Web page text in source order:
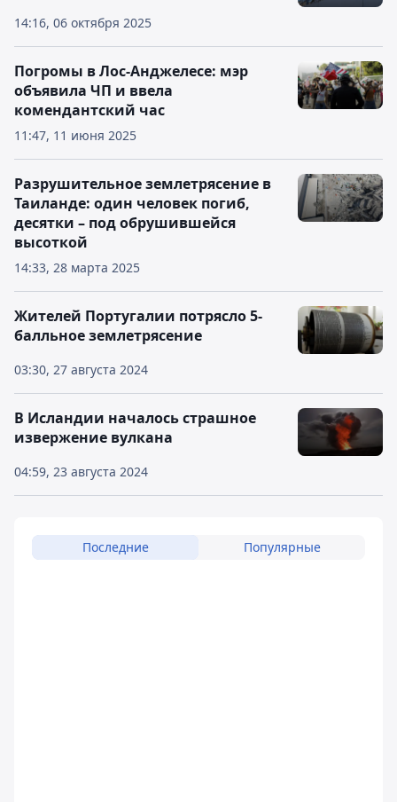
14:16, 06 октября 2025
11:47, 11 июня 2025
Погромы в Лос-Анджелесе: мэр
объявила ЧП и ввела
комендантский час
14:33, 28 марта 2025
Разрушительное землетрясение в
Таиланде: один человек погиб,
десятки – под обрушившейся
высоткой
03:30, 27 августа 2024
Жителей Португалии потрясло 5-
балльное землетрясение
04:59, 23 августа 2024
В Исландии началось страшное
извержение вулкана
Последние Популярные